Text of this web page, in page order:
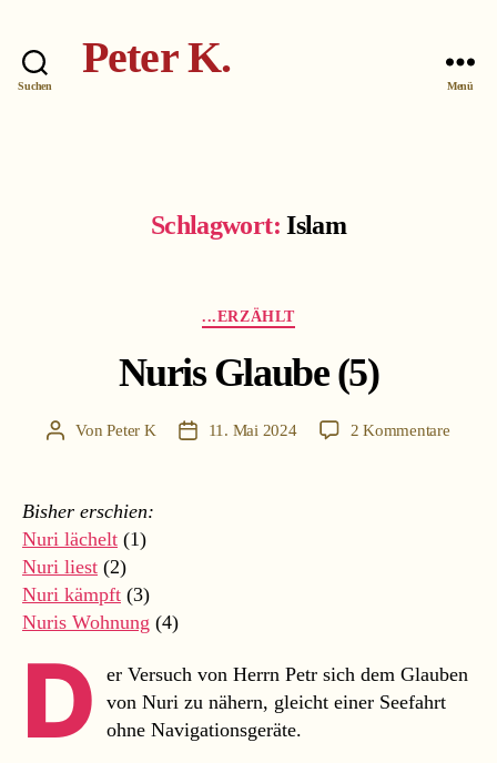
Suchen
Peter K.
Menü
Schlagwort: Islam
Kategorien
...ERZÄHLT
Nuris Glaube (5)
Beitragsautor
VonPeter K Beitragsdatum
11. Mai 2024 2 Kommentarezu
Bisher erschien:
Nuri lächelt (1)
Nuri liest (2)
Nuri kämpft (3)
Nuris Wohnung (4)
D
er Versuch von Herrn Petr sich dem Glauben
von Nuri zu nähern, gleicht einer Seefahrt
ohne Navigationsgeräte.